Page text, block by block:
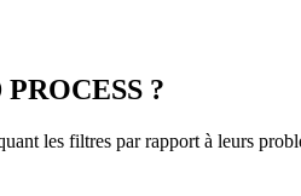
?
les filtres par rapport à leurs